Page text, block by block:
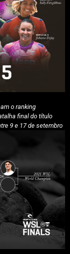
o ranking
final do título
9 e 17 de setembro